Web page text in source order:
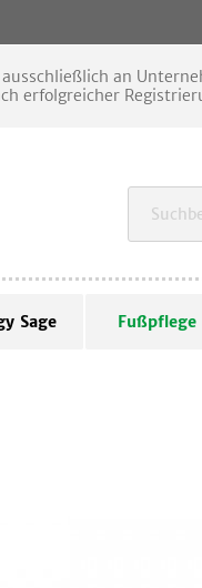
an
erfolgreicher
Sage Fußpflege